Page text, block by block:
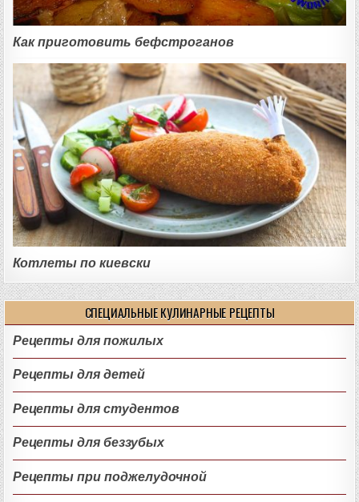
Как приготовить бефстроганов
Котлеты по киевски
СПЕЦИАЛЬНЫЕ КУЛИНАРНЫЕ РЕЦЕПТЫ
Рецепты для пожилых
Рецепты для детей
Рецепты для студентов
Рецепты для беззубых
Рецепты при поджелудочной